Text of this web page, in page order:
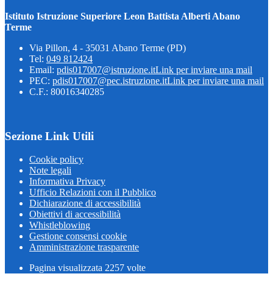
Istituto Istruzione Superiore Leon Battista Alberti Abano
Terme
Via Pillon, 4 - 35031 Abano Terme (PD)
Tel: 049 812424
Email: pdis017007@istruzione.itLink per inviare una mail
PEC: pdis017007@pec.istruzione.itLink per inviare una mail
C.F.: 80016340285
Sezione Link Utili
Cookie policy
Note legali
Informativa Privacy
Ufficio Relazioni con il Pubblico
Dichiarazione di accessibilità
Obiettivi di accessibilità
Whistleblowing
Gestione consensi cookie
Amministrazione trasparente
Pagina visualizzata 2257 volte